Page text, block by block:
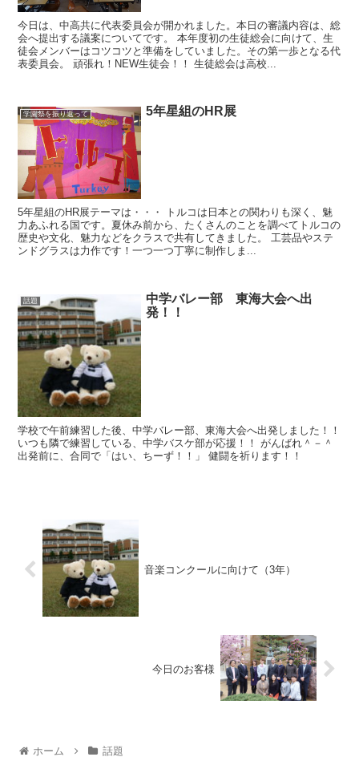
今日は、中高共に代表委員会が開かれました。本日の審議内容は、総
会へ提出する議案についてです。 本年度初の生徒総会に向けて、生
徒会メンバーはコツコツと準備をしていました。その第一歩となる代
表委員会。 頑張れ！NEW生徒会！！ 生徒総会は高校...
学園祭を振り返って 5年星組のHR展
5年星組のHR展テーマは・・・ トルコは日本との関わりも深く、魅
力あふれる国です。夏休み前から、たくさんのことを調べてトルコの
歴史や文化、魅力などをクラスで共有してきました。 工芸品やステ
ンドグラスは力作です！一つ一つ丁寧に制作しま...
話題
中学バレー部 東海大会へ出
発！！
学校で午前練習した後、中学バレー部、東海大会へ出発しました！！
いつも隣で練習している、中学バスケ部が応援！！ がんばれ＾－＾
出発前に、合同で「はい、ちーず！！」 健闘を祈ります！！
音楽コンクールに向けて（3年）
今日のお客様
ホーム 話題